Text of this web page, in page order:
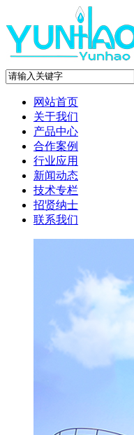
网站首页
关于我们
产品中心
合作案例
行业应用
新闻动态
技术专栏
招贤纳士
联系我们